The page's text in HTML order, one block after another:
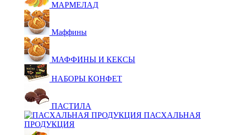
МАРМЕЛАД
Маффины
МАФФИНЫ И КЕКСЫ
НАБОРЫ КОНФЕТ
ПАСТИЛА
ПАСХАЛЬНАЯ
ПРОДУКЦИЯ